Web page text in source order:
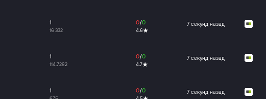
1
16 332
0/0
4.6
7 секунд назад
1
114.7292
0/0
4.7
7 секунд назад
1 0/0 7 секунд назад